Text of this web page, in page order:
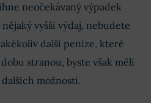
neočekávaný výpadek
vyšší výdaj, nebudete
další peníze, které
stranou, byste však měli
možností.